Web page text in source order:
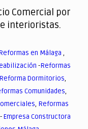
Comercial por
interioristas.
en Málaga ,
-Reformas
Reforma Dormitorios,
Comunidades,
, Reformas
-Empresa Constructora